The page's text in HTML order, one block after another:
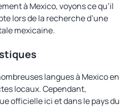
à Mexico, voyons ce qu’il
lors de la recherche d’une
mexicaine.
langues à Mexico en
locaux. Cependant,
officielle ici et dans le pays du